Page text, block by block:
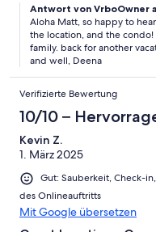
Antwort von VrboOwner
Aloha Matt, so happy to
the location, and the
family. back for another
and well, Deena
Verifizierte Bewertung
10/10 –
Kevin Z.
1. März 2025
Gut: Sauberkeit, Check-
des Onlineauftritts
Mit Google übersetzen